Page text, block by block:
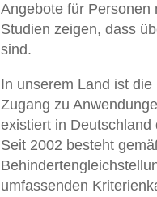
Angebote für Personen
Studien zeigen, dass
sind.
In unserem Land ist
Zugang zu
existiert in Deutschland
Seit 2002 besteht
umfassenden